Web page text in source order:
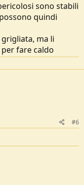
sono stabili
quindi
ma li
fare caldo
#6